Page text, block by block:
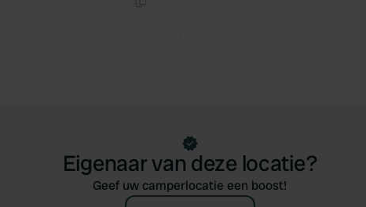
Eigenaar van deze locatie?
Geef uw camperlocatie een boost!